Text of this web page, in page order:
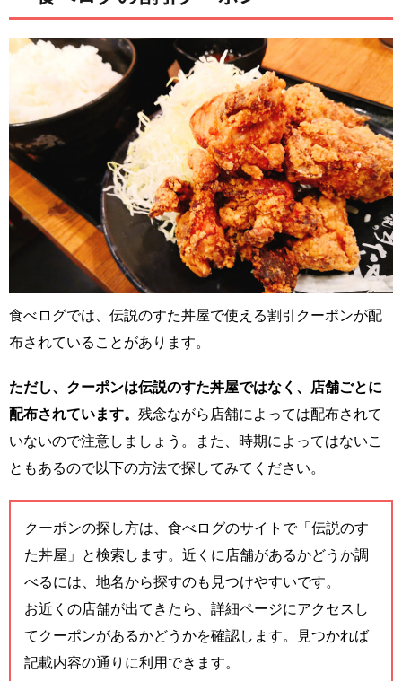
食べログでは、伝説のすた丼屋で使える割引クーポンが配
布されていることがあります。
ただし、クーポンは伝説のすた丼屋ではなく、店舗ごとに
配布されています。 残念ながら店舗によっては配布されて
いないので注意しましょう。また、時期によってはないこ
ともあるので以下の方法で探してみてください。
クーポンの探し方は、食べログのサイトで「伝説のす
た丼屋」と検索します。近くに店舗があるかどうか調
べるには、地名から探すのも見つけやすいです。
お近くの店舗が出てきたら、詳細ページにアクセスし
てクーポンがあるかどうかを確認します。見つかれば
記載内容の通りに利用できます。